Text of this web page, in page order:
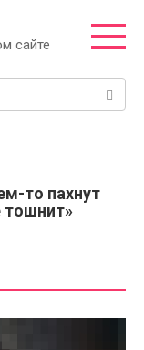
сайте
то пахнут
тошнит»